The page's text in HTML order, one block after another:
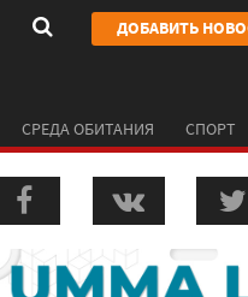
ДОБАВИТЬ
СРЕДА ОБИТАНИЯ СПОРТ